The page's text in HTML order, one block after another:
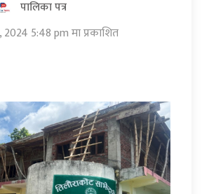
पालिका पत्र
5:48 pm मा प्रकाशित